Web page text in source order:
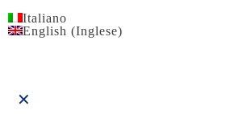
Italiano
English (Inglese)
✕